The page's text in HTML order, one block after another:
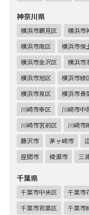
神奈川県
横浜市鶴見区 横浜市
横浜市南区
横浜市保
横浜市金沢区
横浜市
横浜市旭区
横浜市緑
横浜市泉区
横浜市青
川崎市幸区
川崎市中
川崎市宮前区
川崎市
藤沢市
茅ヶ崎市
座間市
綾瀬市 三
千葉県
千葉市中央区 千葉市
千葉市若葉区
千葉市